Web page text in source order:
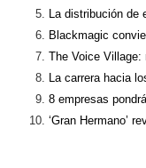
La distribución
Blackmagic
The Voice Village:
La carrera hacia
8 empresas
‘Gran Hermano’